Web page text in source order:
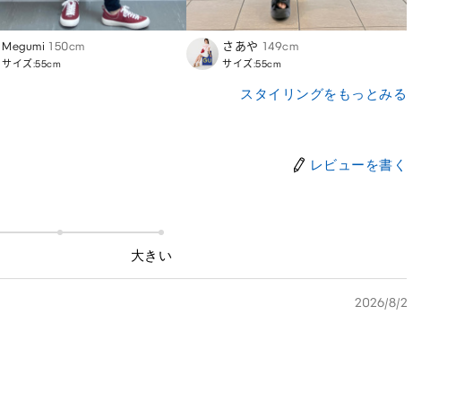
Megumi 150cm
サイズ:55cm
さあや 149cm
サイズ:55cm
スタイリングをもっとみる
レビューを書く
大きい
2026/8/2